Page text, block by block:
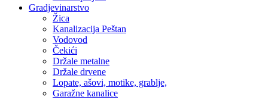
Gradjevinarstvo
Žica
Kanalizacija Peštan
Vodovod
Čekići
Držale metalne
Držale drvene
Lopate, ašovi, motike, grablje,
Garažne kanalice